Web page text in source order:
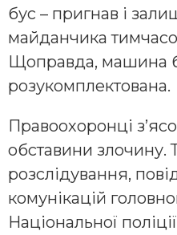
бус – пригнав і
майданчика
Щоправда, машина
розукомплектована.
Правоохоронці
обставини злочину.
розслідування,
комунікацій
Національної